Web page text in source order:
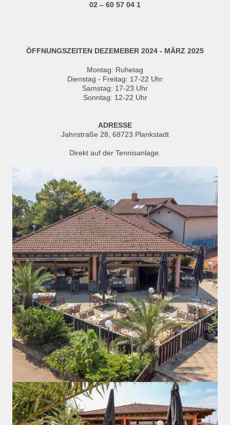
02 – 60 57 04 1
ÖFFNUNGSZEITEN DEZEMEBER 2024 - MÄRZ 2025
Montag: Ruhetag
Dienstag - Freitag: 17-22 Uhr
Samstag: 17-23 Uhr
Sonntag: 12-22 Uhr
ADRESSE
Jahnstraße 28, 68723 Plankstadt
Direkt auf der Tennisanlage.